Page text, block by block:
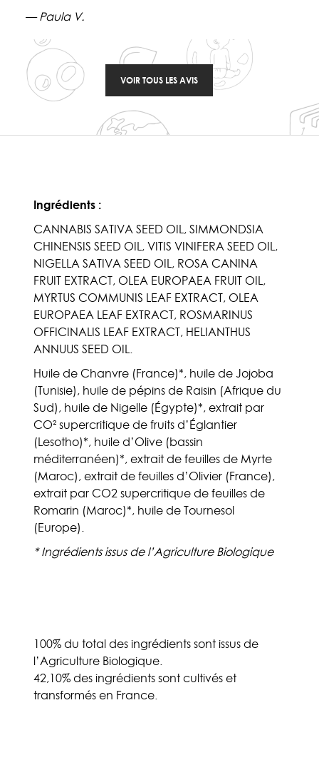
— Paula V.
VOIR TOUS LES AVIS
Ingrédients :
CANNABIS SATIVA SEED OIL, SIMMONDSIA
CHINENSIS SEED OIL, VITIS VINIFERA SEED OIL,
NIGELLA SATIVA SEED OIL, ROSA CANINA
FRUIT EXTRACT, OLEA EUROPAEA FRUIT OIL,
MYRTUS COMMUNIS LEAF EXTRACT, OLEA
EUROPAEA LEAF EXTRACT, ROSMARINUS
OFFICINALIS LEAF EXTRACT, HELIANTHUS
ANNUUS SEED OIL.
Huile de Chanvre (France)*, huile de Jojoba
(Tunisie), huile de pépins de Raisin (Afrique du
Sud), huile de Nigelle (Égypte)*, extrait par
CO² supercritique de fruits d’Églantier
(Lesotho)*, huile d’Olive (bassin
méditerranéen)*, extrait de feuilles de Myrte
(Maroc), extrait de feuilles d’Olivier (France),
extrait par CO2 supercritique de feuilles de
Romarin (Maroc)*, huile de Tournesol
(Europe).
* Ingrédients issus de l’Agriculture Biologique
100% du total des ingrédients sont issus de
l’Agriculture Biologique.
42,10% des ingrédients sont cultivés et
transformés en France.